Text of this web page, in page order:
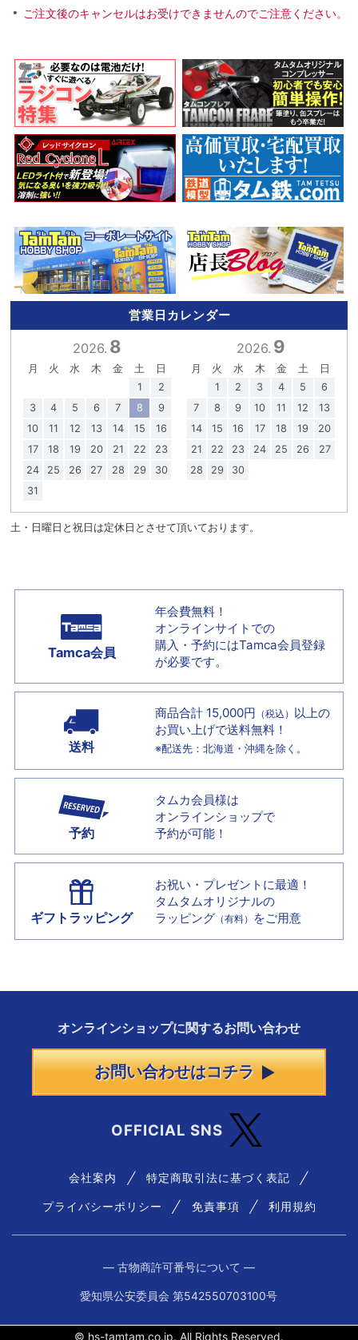
ご注文後のキャンセルはお受けできませんのでご注意ください。
営業日カレンダー
2026. 8
月 火 水 木 金 土
日
1
2
3
4 5 6 7 8
9
10
11 12 13 14 15
16
17
18 19 20 21 22
23
24
25 26 27 28 29
30
31
2026. 9
月 火 水 木 金 土
日
1
2 3 4 5
6
7
8 9 10 11 12
13
14
15 16 17 18 19
20
21
22 23 24 25 26
27
28
29 30
土・日曜日と祝日は定休日とさせて頂いております。
Tamca会員
年会費無料！
オンラインサイトでの
購入・予約にはTamca会員登録
が必要です。
送料
商品合計 15,000円 （税込） 以上の
お買い上げで送料無料！
※配送先：北海道・沖縄を除く。
予約
タムカ会員様は
オンラインショップで
予約が可能！
ギフトラッピング
お祝い・プレゼントに最適！
タムタムオリジナルの
ラッピング （有料） をご用意
オンラインショップに関するお問い合わせ
お問い合わせはコチラ
OFFICIAL SNS
会社案内 特定商取引法に基づく表記
プライバシーポリシー 免責事項 利用規約
― 古物商許可番号について ―
愛知県公安委員会 第542550703100号
© hs-tamtam.co.jp. All Rights Reserved.